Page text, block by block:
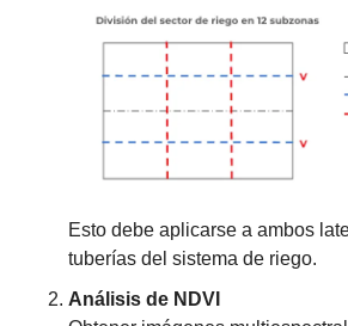
Esto debe aplicarse a ambos
tuberías del sistema de riego.
Análisis de NDVI